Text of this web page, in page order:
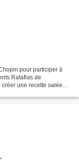
pour participer à
Ratafias de
une recette salée